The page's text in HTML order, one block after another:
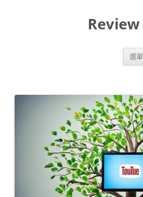
Review
選單